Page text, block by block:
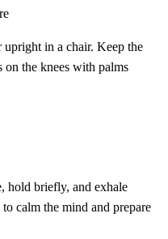
upright in a chair. Keep the
on the knees with palms
hold briefly, and exhale
calm the mind and prepare